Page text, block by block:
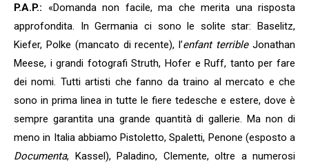
P.A.P.: «Domanda non facile, ma che merita una risposta
approfondita. In Germania ci sono le solite star: Baselitz,
Kiefer, Polke (mancato di recente), l’enfant terribleJonathan
Meese, i grandi fotografi Struth, Hofer e Ruff, tanto per fare
dei nomi. Tutti artisti che fanno da traino al mercato e che
sono in prima linea in tutte le fiere tedesche e estere, dove è
sempre garantita una grande quantità di gallerie. Ma non di
meno in Italia abbiamo Pistoletto, Spaletti, Penone (esposto a
Documenta, Kassel), Paladino, Clemente, oltre a numerosi